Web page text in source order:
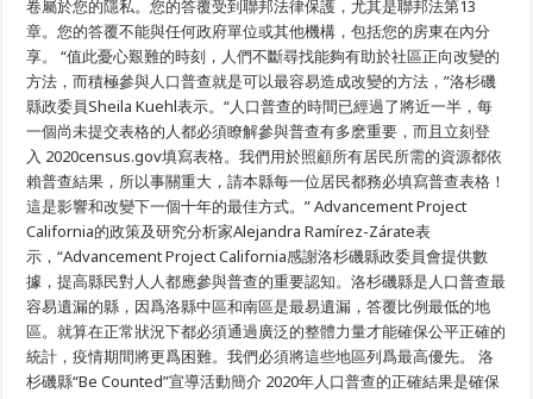
卷屬於您的隱私。您的答覆受到聯邦法律保護，尤其是聯邦法第13
章。您的答覆不能與任何政府單位或其他機構，包括您的房東在內分
享。 “值此憂心艱難的時刻，人們不斷尋找能夠有助於社區正向改變的
方法，而積極參與人口普查就是可以最容易造成改變的方法，”洛杉磯
縣政委員Sheila Kuehl表示。“人口普查的時間已經過了將近一半，每
一個尚未提交表格的人都必須瞭解參與普查有多麽重要，而且立刻登
入 2020census.gov填寫表格。我們用於照顧所有居民所需的資源都依
賴普查結果，所以事關重大，請本縣每一位居民都務必填寫普查表格！
這是影響和改變下一個十年的最佳方式。” Advancement Project
California的政策及研究分析家Alejandra Ramírez-Zárate表
示，“Advancement Project California感謝洛杉磯縣政委員會提供數
據，提高縣民對人人都應參與普查的重要認知。洛杉磯縣是人口普查最
容易遺漏的縣，因爲洛縣中區和南區是最易遺漏，答覆比例最低的地
區。就算在正常狀況下都必須通過廣泛的整體力量才能確保公平正確的
統計，疫情期間將更爲困難。我們必須將這些地區列爲最高優先。 洛
杉磯縣“Be Counted”宣導活動簡介 2020年人口普查的正確結果是確保